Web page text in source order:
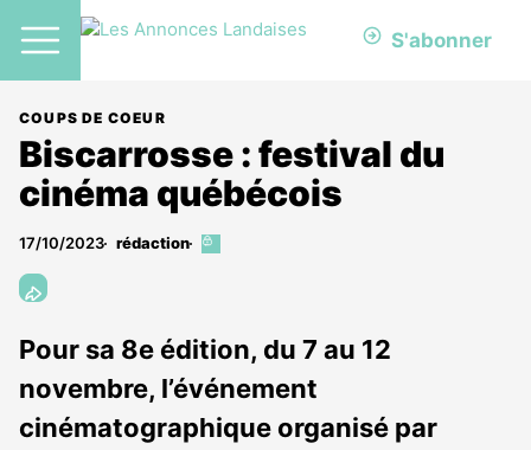
S'abonner
COUPS DE COEUR
Biscarrosse : festival du
cinéma québécois
17/10/2023 rédaction
Cet
aux
abonnés
Pour sa 8e édition, du 7 au 12
novembre, l’événement
cinématographique organisé par